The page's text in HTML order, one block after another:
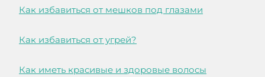
Как избавиться от мешков под глазами
Как избавиться от угрей?
Как иметь красивые и здоровые волосы